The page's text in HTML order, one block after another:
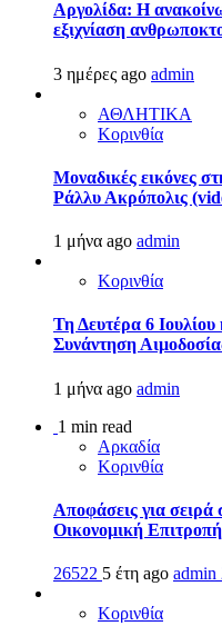
Αργολίδα: Η
εξιχνίαση
3 ημέρες ago admin
ΑΘΛΗΤΙΚΑ
Κορινθία
Μοναδικές εικόνες
Ράλλυ Ακρόπολις
1 μήνα ago admin
Κορινθία
Τη Δευτέρα 6
Συνάντηση
1 μήνα ago admin
1 min read
Αρκαδία
Κορινθία
Αποφάσεις για
Οικονομική
26522 5 έτη ago admin
Κορινθία